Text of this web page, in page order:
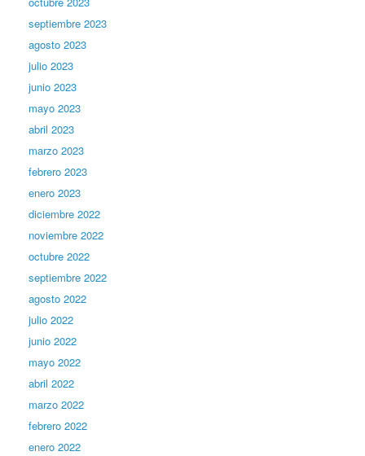
septiembre 2023
agosto 2023
julio 2023
junio 2023
mayo 2023
abril 2023
marzo 2023
febrero 2023
enero 2023
diciembre 2022
noviembre 2022
octubre 2022
septiembre 2022
agosto 2022
julio 2022
junio 2022
mayo 2022
abril 2022
marzo 2022
febrero 2022
enero 2022